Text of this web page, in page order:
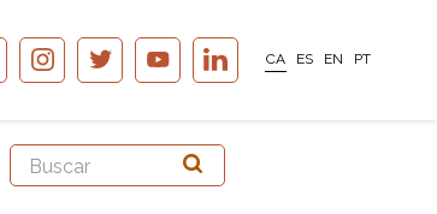
CA ES EN PT